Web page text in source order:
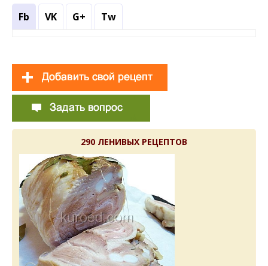
Fb VK G+ Tw
290 ЛЕНИВЫХ РЕЦЕПТОВ